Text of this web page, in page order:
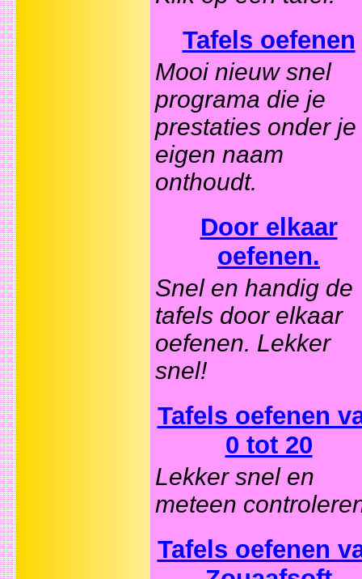
Tafels oefenen
Mooi nieuw snel
programa die je
prestaties onder je
eigen naam
onthoudt.
Door elkaar
oefenen.
Snel en handig de
tafels door elkaar
oefenen. Lekker
snel!
Tafels oefenen
0 tot 20
Lekker snel en
meteen
Tafels oefenen